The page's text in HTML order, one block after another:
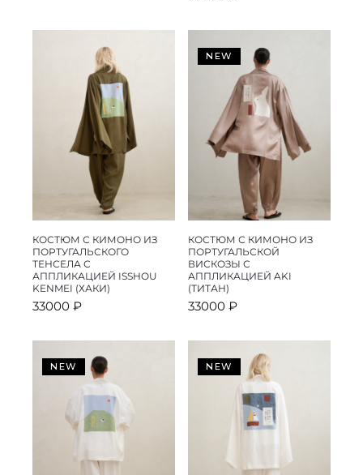
КОСТЮМ С КИМОНО ИЗ
ПОРТУГАЛЬСКОГО
ТЕНСЕЛА С
АППЛИКАЦИЕЙ ISSHOU
KENMEI (ХАКИ)
33000 ₽
NEW
КОСТЮМ С КИМОНО ИЗ
ПОРТУГАЛЬСКОЙ
ВИСКОЗЫ С
АППЛИКАЦИЕЙ AKI
(ТИТАН)
33000 ₽
NEW NEW